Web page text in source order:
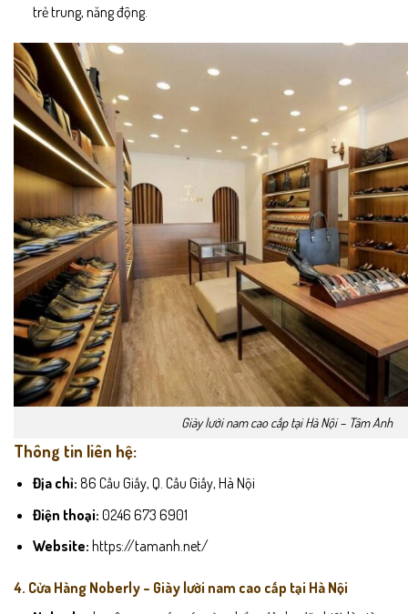
trẻ trung, năng động.
Giày lười nam cao cấp tại Hà Nội – Tâm Anh
Thông tin liên hệ:
Địa chỉ: 86 Cầu Giấy, Q. Cầu Giấy, Hà Nội
Điện thoại: 0246 673 6901
Website: https://tamanh.net/
4. Cửa Hàng Noberly – Giày lười nam cao cấp tại Hà Nội